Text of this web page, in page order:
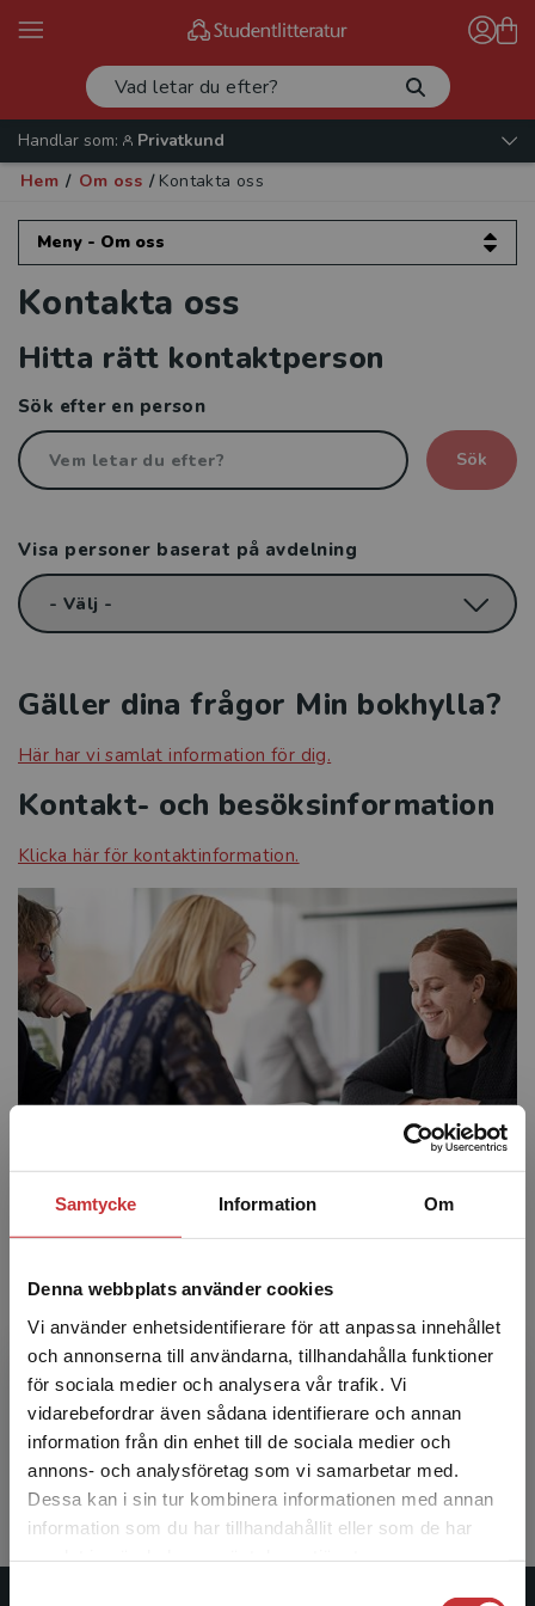
Samtycke Information Om
Denna webbplats använder cookies
Vi använder enhetsidentifierare för att anpassa innehållet
och annonserna till användarna, tillhandahålla funktioner
för sociala medier och analysera vår trafik. Vi
vidarebefordrar även sådana identifierare och annan
information från din enhet till de sociala medier och
annons- och analysföretag som vi samarbetar med.
Dessa kan i sin tur kombinera informationen med annan
information som du har tillhandahållit eller som de har
Begränsad fraktregion
Det verkar som att du besöker
studentlitteratur.se via en enhet utanför Sverige.
Vi erbjuder inte leveranser utanför Sverige. För
Handlar som:
Privatkund
Hem / Om oss / Kontakta oss
Meny - Om oss
Om oss
Kontakta oss
Kundservice
Läromedelssäljare
Avtal och rättigheter
Vår verksamhet
Organisation och ledning
Jobba hos oss
Historia
Studentlitteratur i siffror
GDPR och personuppgifter
Cookies
Tillgänglighet
Systemkrav
Kontakta oss
Hitta rätt kontaktperson
Sök efter en person
Sök
Visa personer baserat på avdelning
Gäller dina frågor Min bokhylla?
Här har vi samlat information för dig.
Kontakt- och besöksinformation
Klicka här för kontaktinformation.
Jobba hos oss
utbildningsförlaget som ständigt förbättrar lärandet,
förenklar vardagen och skapar resultat för såväl
lärare, studenter och elever som för våra författare.
Vi är stolta över att jobba för ett företag som bidrar
till det livslånga lärandet. Vill du också göra det?
mer om hur det är att jobba hos oss!